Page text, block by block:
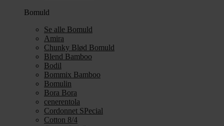
Bomuld
Se alle Bomuld
Amira
Chunky Blød Bomuld
Blend Bamboo
Bodil
Bommix Bamboo
Bomulin
Bora Bora
cenerentola
Cordonnet SPecial
Cotton 8/4